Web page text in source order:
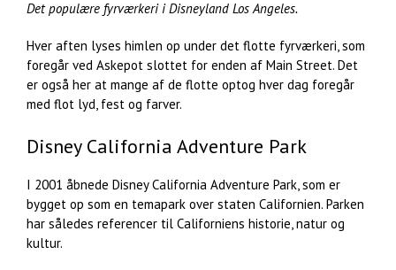
Det populære fyrværkeri i Disneyland Los Angeles.
Hver aften lyses himlen op under det flotte fyrværkeri, som
foregår ved Askepot slottet for enden af Main Street. Det
er også her at mange af de flotte optog hver dag foregår
med flot lyd, fest og farver.
Disney California Adventure Park
I 2001 åbnede Disney California Adventure Park, som er
bygget op som en temapark over staten Californien. Parken
har således referencer til Californiens historie, natur og
kultur.